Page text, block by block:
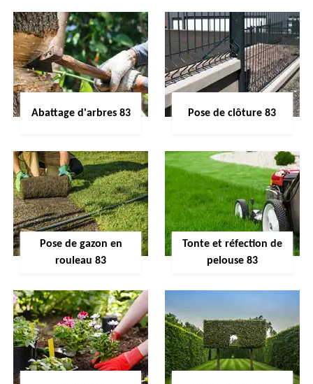
Abattage d'arbres 83 Pose de clôture 83
Pose de gazon en
rouleau 83
Tonte et réfection de
pelouse 83